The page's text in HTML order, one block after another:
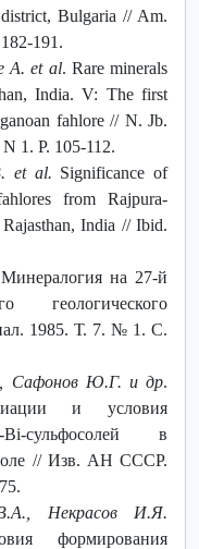
Bulgaria // Am.
191.
A. et al. Rare minerals
India. V: The first
fahlore // N. Jb.
1. P. 105-112.
et al. Significance of
from Rajpura-
India // Ibid.
Минералогия на 27-й
геологического
1985. Т. 7. № 1. С.
Сафонов Ю.Г. и др.
и условия
Bi-сульфосолей в
// Изв. АН СССР.
Некрасов И.Я.
формирования